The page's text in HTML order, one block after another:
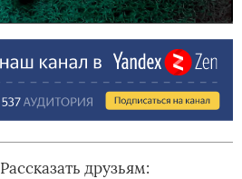
Рассказать друзьям: